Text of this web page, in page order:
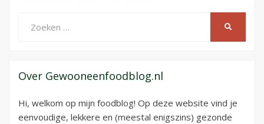
naar:
Over Gewooneenfoodblog.nl
Hi, welkom op mijn foodblog! Op deze website vind je
eenvoudige, lekkere en (meestal enigszins) gezonde